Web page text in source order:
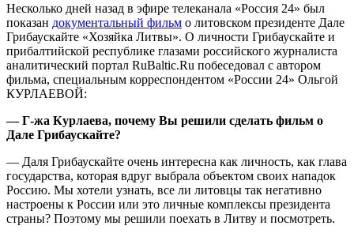
Несколько дней назад в эфире телеканала «Россия 24» был
показан документальный фильм о литовском президенте Дале
Грибаускайте «Хозяйка Литвы». О личности Грибаускайте и
прибалтийской республике глазами российского журналиста
аналитический портал RuBaltic.Ru побеседовал с автором
фильма, специальным корреспондентом «России 24» Ольгой
КУРЛАЕВОЙ:
— Г‑жа Курлаева, почему Вы решили сделать фильм о
Дале Грибаускайте?
— Даля Грибаускайте очень интересна как личность, как глава
государства, которая вдруг выбрала объектом своих нападок
Россию. Мы хотели узнать, все ли литовцы так негативно
настроены к России или это личные комплексы президента
страны? Поэтому мы решили поехать в Литву и посмотреть.